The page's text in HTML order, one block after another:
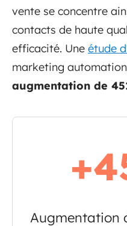
vente se concentre
contacts de haute
efficacité. Une étude
marketing
augmentation de
Augmentation